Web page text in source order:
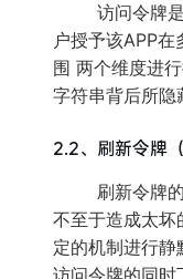
访问令牌是在
户授予该APP
围 两个维度进
字符串背后所隐
2.2、刷新令牌
刷新令牌的作
不至于造成太坏
定的机制进行
访问令牌的同时